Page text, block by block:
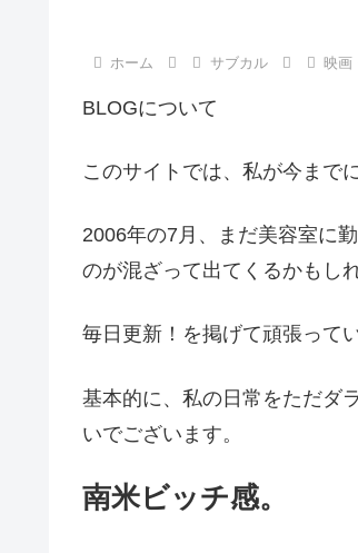
ホーム サブカル 映画
BLOGについて
このサイトでは、私が今まで
2006年の7月、まだ美容室に
のが混ざって出てくるかもし
毎日更新！を掲げて頑張って
基本的に、私の日常をただダ
いでございます。
南米ビッチ感。